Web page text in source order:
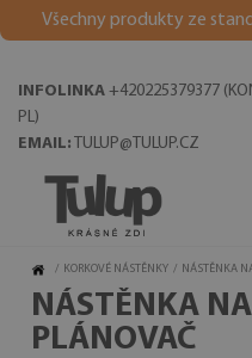
Všechny produkty ze
INFOLINKA +420225379377
PL)
EMAIL: TULUP@TULUP.CZ
/ KORKOVÉ NÁSTĚNKY / NÁSTĚNKA
NÁSTĚNKA
PLÁNOVAČ